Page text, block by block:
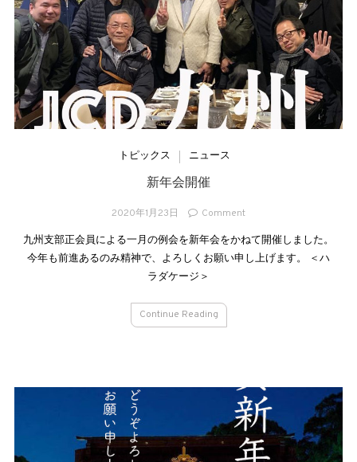
トピックス ニュース
新年会開催
2020年1月23日 Comment
九州支部正会員による一月の例会を新年会をかねて開催しました。
今年も前進あるのみ精神で、よろしくお願い申し上げます。 ＜ハ
ラダケージ＞
Continue Reading